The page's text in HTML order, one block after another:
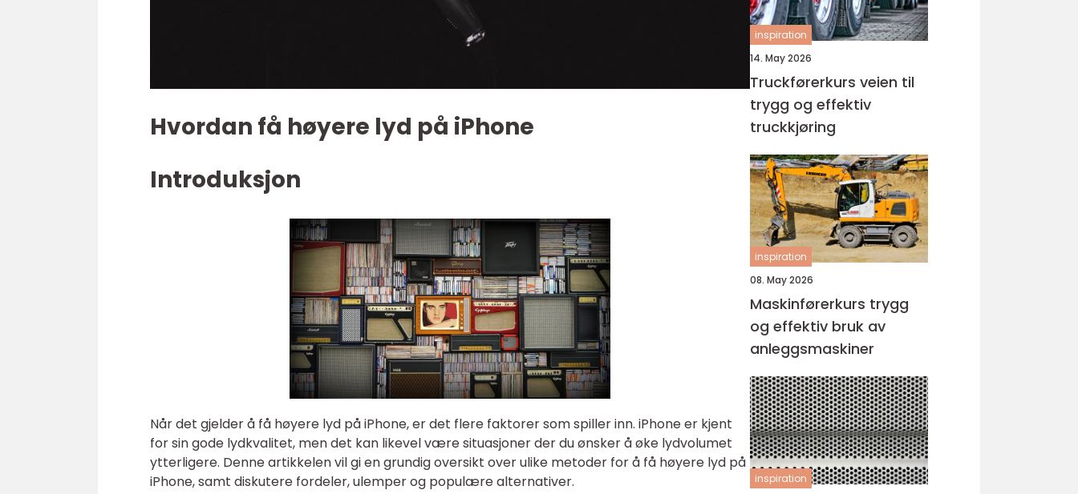
Hvordan få høyere lyd på iPhone
Introduksjon
Når det gjelder å få høyere lyd på iPhone, er det flere faktorer som spiller inn. iPhone er kjent
for sin gode lydkvalitet, men det kan likevel være situasjoner der du ønsker å øke lydvolumet
ytterligere. Denne artikkelen vil gi en grundig oversikt over ulike metoder for å få høyere lyd på
iPhone, samt diskutere fordeler, ulemper og populære alternativer.
inspiration
14. May 2026
Truckførerkurs veien til
trygg og effektiv
truckkjøring
inspiration
08. May 2026
Maskinførerkurs trygg
og effektiv bruk av
anleggsmaskiner
inspiration